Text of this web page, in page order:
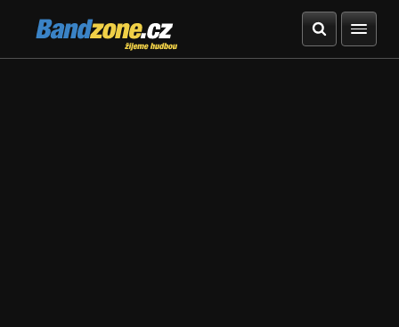
Bandzone.cz
žijeme hudbou